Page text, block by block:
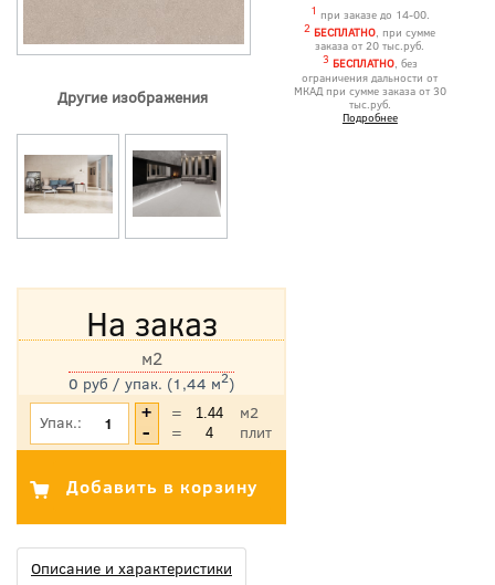
Другие изображения
1 при заказе до 14-00.
2 БЕСПЛАТНО, при сумме
заказа от 20 тыс.руб.
3 БЕСПЛАТНО, без
ограничения дальности от
МКАД при сумме заказа от 30
тыс.руб.
Подробнее
На заказ
0 руб / упак. (1,44 м2)
м2
*Цена указана с учетом НДС
Упак.: =
м2
=
плит
Описание и характеристики